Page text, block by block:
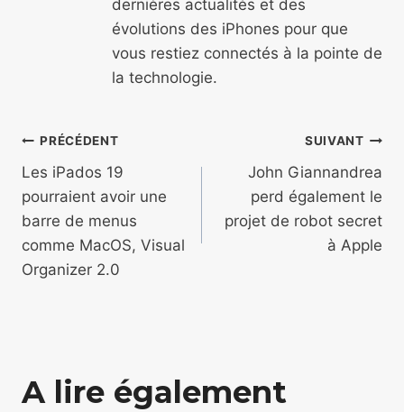
dernières actualités et des
évolutions des iPhones pour que
vous restiez connectés à la pointe de
la technologie.
Navigation
de
l’article
PRÉCÉDENT
Les iPados 19
pourraient avoir une
barre de menus
comme MacOS, Visual
Organizer 2.0
SUIVANT
John Giannandrea
perd également le
projet de robot secret
à Apple
A lire également